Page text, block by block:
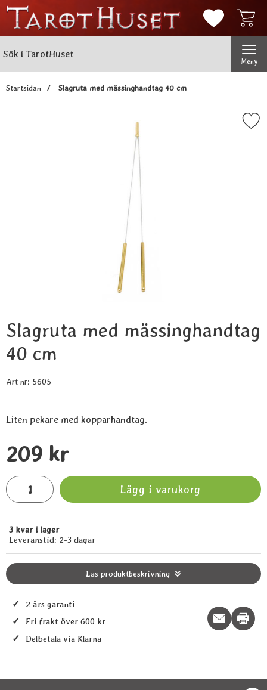
Mina
Meny
Startsidan Slagruta med mässinghandtag 40 cm
Markera slagruta med
Slagruta med mässinghandtag
40 cm
Art nr: 5605
Liten pekare med kopparhandtag.
pris
209 kr
antal
Lägg i varukorg
Tillgänglighet:
3 kvar i lager
Leveranstid: 2-3 dagar
Läs produktbeskrivning
✓ 2 års garanti
✓ Fri frakt över 600 kr
✓ Delbetala via Klarna
Print